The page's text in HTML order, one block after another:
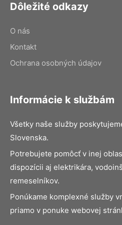
Dôležité odkazy
O nás
Kontakt
Ochrana osobných údajov
Informácie k službám
Všetky naše služby
Slovenska.
Potrebujete pomôcť v inej
dispozícii aj elektrikára,
remeselníkov.
Ponúkame komplexné služby
priamo v ponuke webovej